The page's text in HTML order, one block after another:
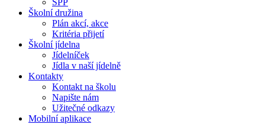
ŠPP
Školní družina
Plán akcí, akce
Kritéria přijetí
Školní jídelna
Jídelníček
Jídla v naší jídelně
Kontakty
Kontakt na školu
Napište nám
Užitečné odkazy
Mobilní aplikace